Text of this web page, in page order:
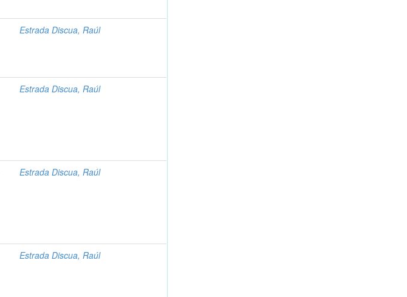
Estrada Discua, Raúl
Estrada Discua, Raúl
Estrada Discua, Raúl
Estrada Discua, Raúl